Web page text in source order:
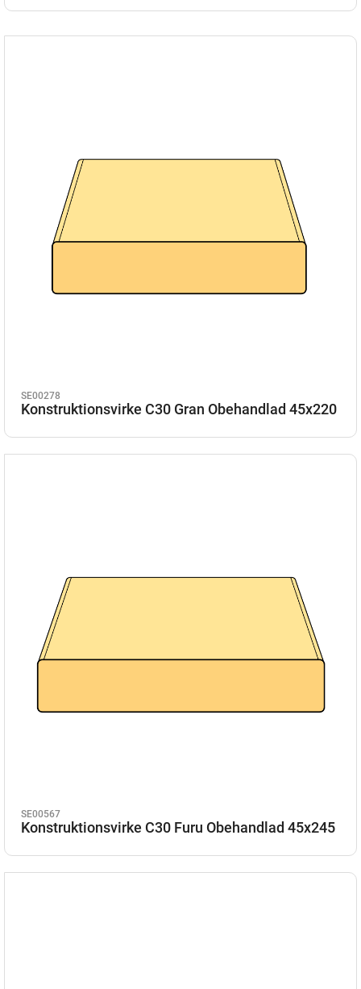
SE00278
Konstruktionsvirke C30 Gran Obehandlad 45x220
SE00567
Konstruktionsvirke C30 Furu Obehandlad 45x245